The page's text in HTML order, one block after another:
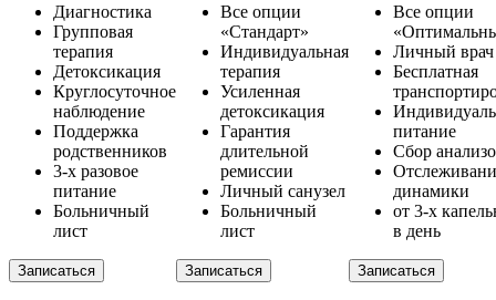
Диагностика
Групповая
терапия
Детоксикация
Круглосуточное
наблюдение
Поддержка
родственников
3-х разовое
питание
Больничный
лист
Записаться
Все опции
«Стандарт»
Индивидуальная
терапия
Усиленная
детоксикация
Гарантия
длительной
ремиссии
Личный санузел
Больничный
лист
Записаться
Все опции
Личный врач
Бесплатная
питание
Сбор
динамики
от 3-х
в день
Записаться